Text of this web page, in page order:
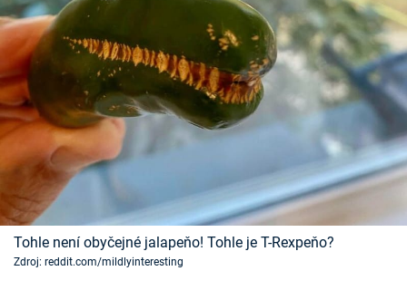
Tohle není obyčejné jalapeňo! Tohle je T-Rexpeňo?
Zdroj: reddit.com/mildlyinteresting